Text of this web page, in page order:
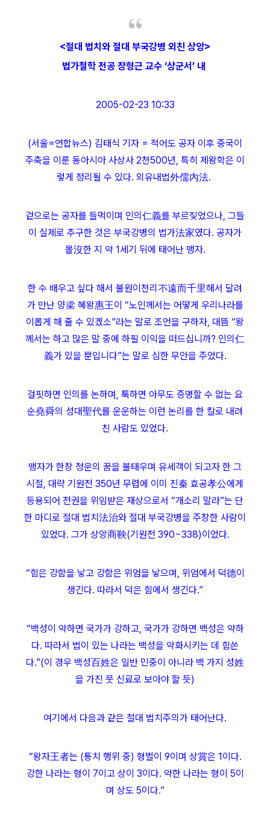
<절대 법치와 절대 부국강병 외친 상앙>
법가철학 전공 장형근 교수 ‘상군서’ 내
2005-02-23 10:33
(서울=연합뉴스) 김태식 기자 = 적어도 공자 이후 중국이
주축을 이룬 동아시아 사상사 2천500년, 특히 제왕학은 이
렇게 정리될 수 있다. 외유내법外儒內法.
겉으로는 공자를 들먹이며 인의仁義를 부르짖었으나, 그들
이 실제로 추구한 것은 부국강병의 법가法家였다. 공자가
몰沒한 지 약 1세기 뒤에 태어난 맹자.
한 수 배우고 싶다 해서 불원이천리不遠而千里해서 달려
가 만난 양梁 혜왕惠王이 “노인께서는 어떻게 우리나라를
이롭게 해 줄 수 있겠소”라는 말로 조언을 구하자, 대뜸 “왕
께서는 하고 많은 말 중에 하필 이익을 떠드십니까? 인의仁
義가 있을 뿐입니다”는 말로 심한 무안을 주었다.
걸핏하면 인의를 논하며, 툭하면 아무도 증명할 수 없는 요
순堯舜의 성대聖代를 운운하는 이런 논리를 한 칼로 내려
친 사람도 있었다.
맹자가 한창 청운의 꿈을 불태우며 유세객이 되고자 한 그
시절, 대략 기원전 350년 무렵에 이미 진秦 효공孝公에게
등용되어 전권을 위임받은 재상으로서 “개소리 말라”는 단
한 마디로 절대 법치法治와 절대 부국강병을 주창한 사람이
있었다. 그가 상앙商鞅(기원전 390~338)이었다.
“힘은 강함을 낳고 강함은 위엄을 낳으며, 위엄에서 덕德이
생긴다. 따라서 덕은 힘에서 생긴다.”
“백성이 약하면 국가가 강하고, 국가가 강하면 백성은 약하
다. 따라서 법이 있는 나라는 백성을 약화시키는 데 힘쓴
다.”(이 경우 백성百姓은 일반 민중이 아니라 백 가지 성姓
을 가진 뭇 신료로 보아야 할 듯)
여기에서 다음과 같은 절대 법치주의가 태어난다.
“왕자王者는 (통치 행위 중) 형벌이 9이며 상賞은 1이다.
강한 나라는 형이 7이고 상이 3이다. 약한 나라는 형이 5이
며 상도 5이다.”